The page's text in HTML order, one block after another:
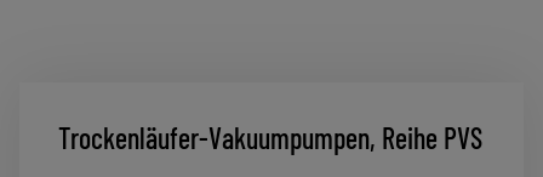
Trockenläufer-Vakuumpumpen, Reihe PVS